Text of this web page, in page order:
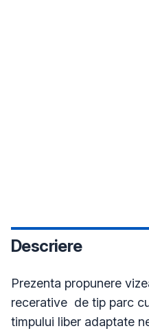
Descriere
Prezenta propunere
recerative  de tip parc
timpului liber adaptate